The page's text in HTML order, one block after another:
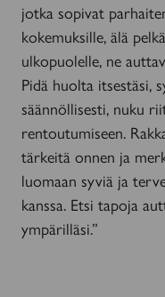
jotka sopivat
kokemuksille, älä
ulkopuolelle, ne
Pidä huolta itsestäsi,
säännöllisesti, nuku
rentoutumiseen.
tärkeitä onnen ja
luomaan syviä ja
kanssa. Etsi tapoja
ympärilläsi.”